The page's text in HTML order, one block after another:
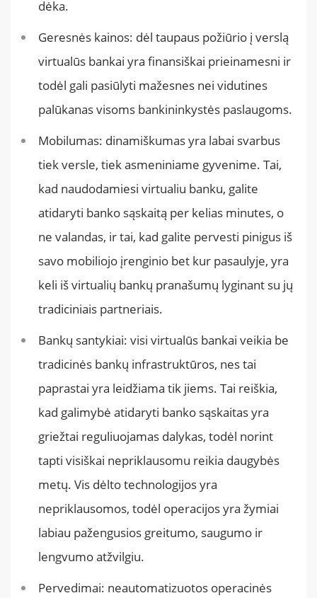
dėka.
Geresnės kainos: dėl taupaus požiūrio į verslą
virtualūs bankai yra finansiškai prieinamesni ir
todėl gali pasiūlyti mažesnes nei vidutines
palūkanas visoms bankininkystės paslaugoms.
Mobilumas: dinamiškumas yra labai svarbus
tiek versle, tiek asmeniniame gyvenime. Tai,
kad naudodamiesi virtualiu banku, galite
atidaryti banko sąskaitą per kelias minutes, o
ne valandas, ir tai, kad galite pervesti pinigus iš
savo mobiliojo įrenginio bet kur pasaulyje, yra
keli iš virtualių bankų pranašumų lyginant su jų
tradiciniais partneriais.
Bankų santykiai: visi virtualūs bankai veikia be
tradicinės bankų infrastruktūros, nes tai
paprastai yra leidžiama tik jiems. Tai reiškia,
kad galimybė atidaryti banko sąskaitas yra
griežtai reguliuojamas dalykas, todėl norint
tapti visiškai nepriklausomu reikia daugybės
metų. Vis dėlto technologijos yra
nepriklausomos, todėl operacijos yra žymiai
labiau pažengusios greitumo, saugumo ir
lengvumo atžvilgiu.
Pervedimai: neautomatizuotos operacinės